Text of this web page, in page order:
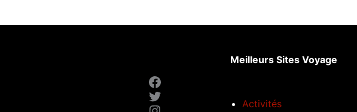
Facebook
Twitter
Meilleurs Sites Voyage
Activités